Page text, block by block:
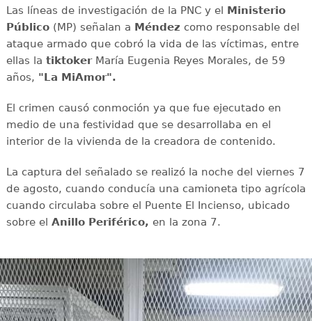
Las líneas de investigación de la PNC y el
Ministerio
Público(MP) señalan a Méndez como responsable del
ataque armado que cobró la vida de las víctimas, entre
ellas la tiktokerMaría Eugenia Reyes Morales, de 59
años, "La MiAmor".
El crimen causó conmoción ya que fue ejecutado en
medio de una festividad que se desarrollaba en el
interior de la vivienda de la creadora de contenido.
La captura del señalado se realizó la noche del viernes 7
de agosto, cuando conducía una camioneta tipo agrícola
cuando circulaba sobre el Puente El Incienso, ubicado
sobre el Anillo Periférico, en la zona 7.